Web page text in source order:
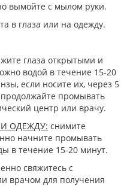
вымойте с мылом руки.
в глаза или на одежду.
глаза открытыми и
водой в течение 15-20
если носите их, через 5
промывать
центр или врачу.
ОДЕЖДУ: снимите
начните промывать
в течение 15-20 минут.
свяжитесь с
врачом для получения